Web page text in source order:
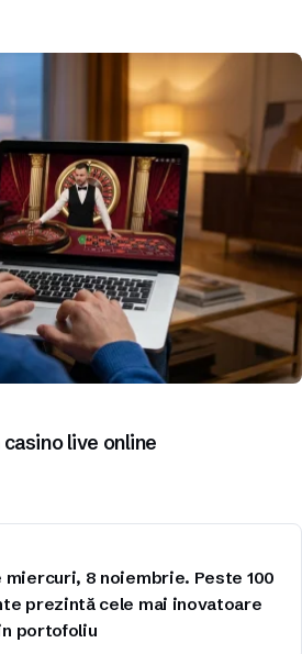
live online
miercuri, 8 noiembrie. Peste 100
prezintă cele mai inovatoare
portofoliu